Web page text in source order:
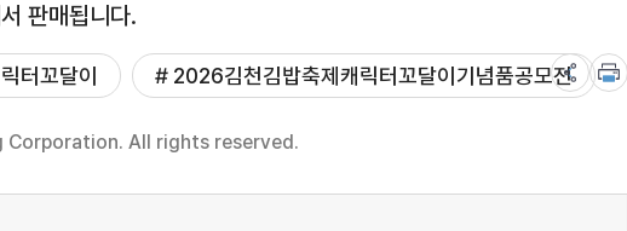
판매됩니다.
터꼬달이 # 2026김천김밥축제캐릭터꼬달이기념품공모전
All rights reserved.